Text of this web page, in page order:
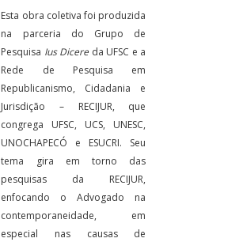
Esta obra coletiva foi produzida
na parceria do Grupo de
Pesquisa Ius Dicere da UFSC e a
Rede de Pesquisa em
Republicanismo, Cidadania e
Jurisdição – RECIJUR, que
congrega UFSC, UCS, UNESC,
UNOCHAPECÓ e ESUCRI. Seu
tema gira em torno das
pesquisas da RECIJUR,
enfocando o Advogado na
contemporaneidade, em
especial nas causas de